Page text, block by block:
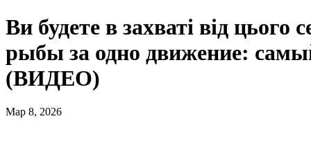
Ви будете в захваті від
рыбы за одно движение:
(ВИДЕО)
Мар 8, 2026